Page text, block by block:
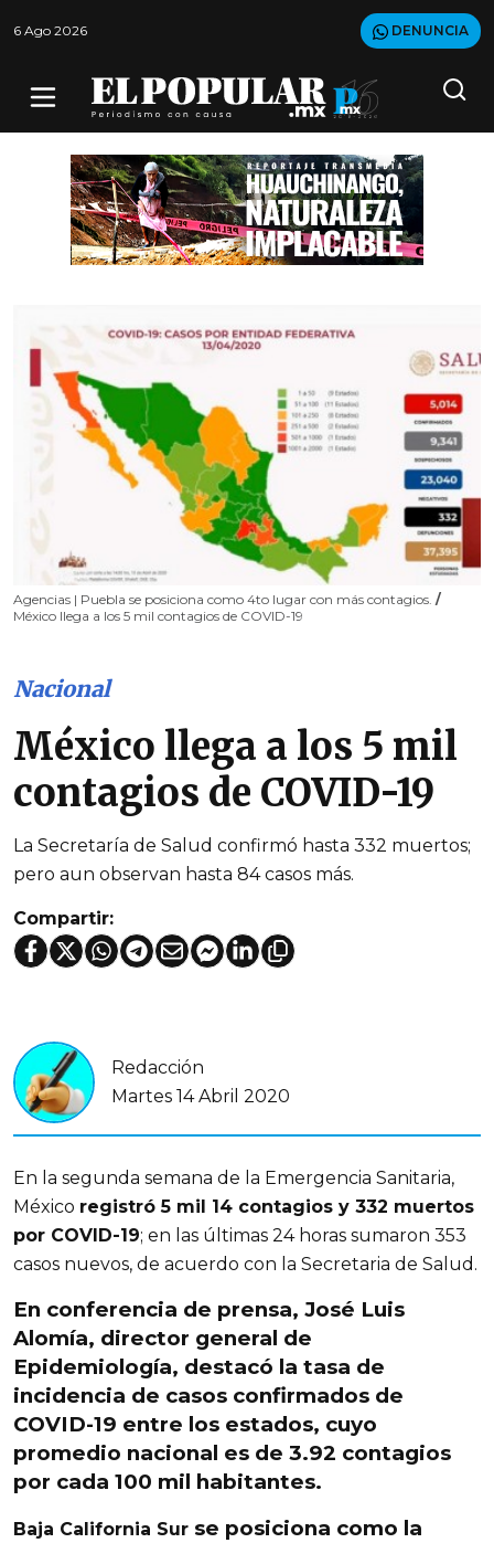
6 Ago 2026 DENUNCIA
Agencias | Puebla se posiciona como 4to lugar con más contagios. /
México llega a los 5 mil contagios de COVID-19
Nacional
México llega a los 5 mil
contagios de COVID-19
La Secretaría de Salud confirmó hasta 332 muertos;
pero aun observan hasta 84 casos más.
Compartir:
Redacción
Martes 14 Abril 2020
En la segunda semana de la Emergencia Sanitaria,
México registró 5 mil 14 contagios y 332 muertos
por COVID-19; en las últimas 24 horas sumaron 353
casos nuevos, de acuerdo con la Secretaria de Salud.
En conferencia de prensa, José Luis
Alomía, director general de
Epidemiología, destacó la tasa de
incidencia de casos confirmados de
COVID-19 entre los estados, cuyo
promedio nacional es de 3.92 contagios
por cada 100 mil habitantes.
Baja California Sur se posiciona como la